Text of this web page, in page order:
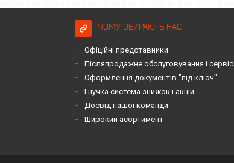
ЧОМУ ОБИРАЮТЬ НАС
Офіційні представники
Післяпродажне обслуговування і сервіс
Оформлення документів "під ключ"
Гнучка система знижок і акцій
Досвід нашої команди
Широкий асортимент